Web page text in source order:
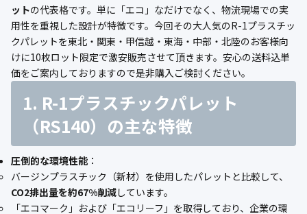
🇺🇸🇰🇷🇹🇼🇻🇳
ットの代表格です。単に「エコ」なだけでなく、物流現場での実
用性を重視した設計が特徴です。今回その大人気のR-1プラスチッ
クパレットを東北・関東・甲信越・東海・中部・北陸のお客様向
けに10枚ロット限定で激安販売させて頂きます。安心の送料込単
価をご案内しておりますので是非購入ご検討ください。
1. R-1プラスチックパレット
（RS140）の主な特徴
圧倒的な環境性能：
バージンプラスチック（新材）を使用したパレットと比較して、
CO2排出量を約67%削減しています。
「エコマーク」および「エコリーフ」を取得しており、企業の環